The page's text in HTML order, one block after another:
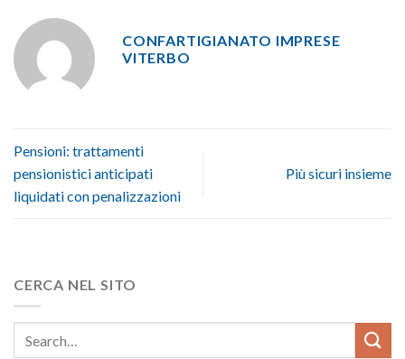
CONFARTIGIANATO IMPRESE
VITERBO
Pensioni: trattamenti
pensionistici anticipati
liquidati con penalizzazioni
Più sicuri insieme
CERCA NEL SITO